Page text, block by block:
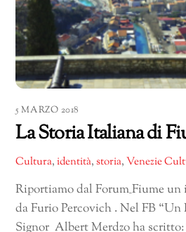
5 MARZO 2018
La Storia Italiana di
Cultura,identità,storia,Venezie
Riportiamo dal Forum_Fiume
da Furio Percovich . Nel FB
Signor Albert Merdzo ha